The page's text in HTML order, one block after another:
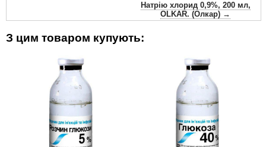
Натрію хлорид 0,9%, 200 мл,
OLKAR. (Олкар) →
З цим товаром купують: